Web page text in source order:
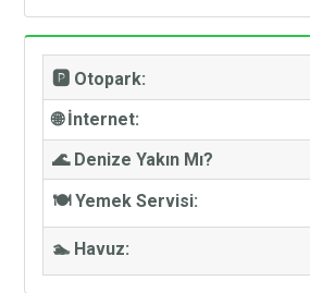
🅿️ Otopark:
🌐 İnternet:
🌊 Denize Yakın Mı?
🍽️ Yemek Servisi:
🏊 Havuz: